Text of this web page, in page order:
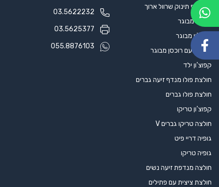
בגד גוף תינוק שרוול ארוך
סווצ'ר מבוגר
קפוצ'ון מבוגר
קפוצ'ון עם רוכסן מבוגר
קפוצ'ון ילד
חולצת פולו מנדף זיעה גברים
חולצת פולו גברים
קפוצ'ון טריקו
חולצה טריקו גברים V
גופיה דריי פיט
גופיה טריקו
חולצה מנדפת זיעה נשים
חולצת ציצית עם פתילים
03.5622232
03.5625377
055.8876103